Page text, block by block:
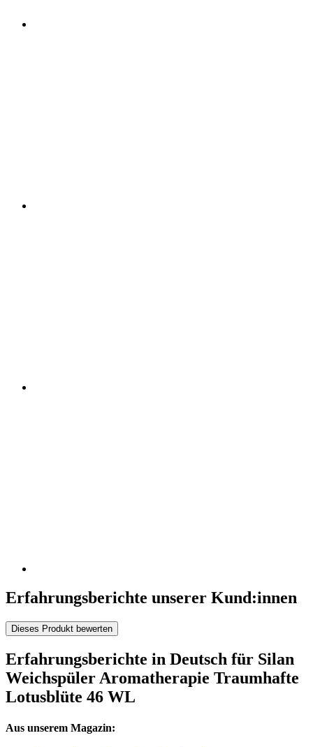
Erfahrungsberichte unserer Kund:innen
Dieses Produkt bewerten
Erfahrungsberichte in Deutsch für Silan
Weichspüler Aromatherapie Traumhafte
Lotusblüte 46 WL
Aus unserem Magazin: